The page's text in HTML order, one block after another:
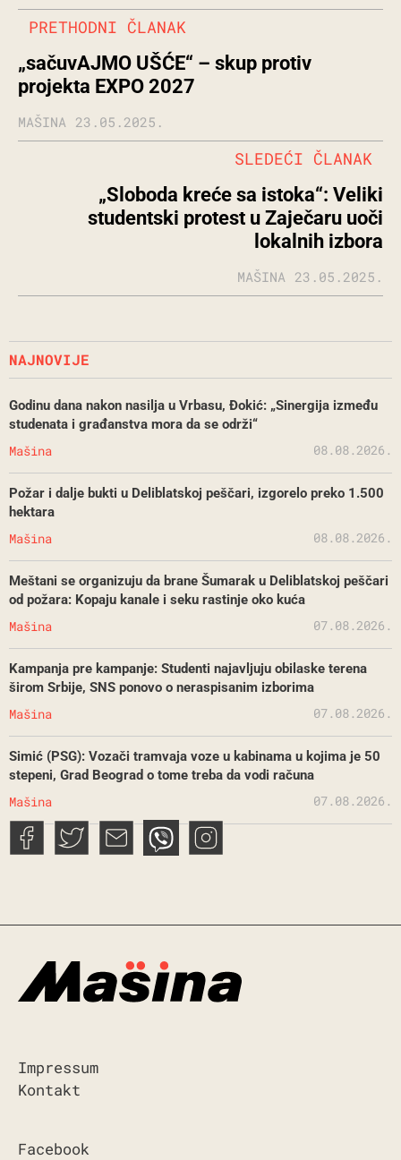
PRETHODNI ČLANAK
„sačuvAJMO UŠĆE“ – skup protiv
projekta EXPO 2027
MAŠINA 23.05.2025.
„Sloboda kreće sa istoka“: Veliki
studentski protest u Zaječaru uoči
lokalnih izbora
SLEDEĆI ČLANAK
MAŠINA 23.05.2025.
NAJNOVIJE
Godinu dana nakon nasilja u Vrbasu, Đokić: „Sinergija između
studenata i građanstva mora da se održi“
Mašina 08.08.2026.
Požar i dalje bukti u Deliblatskoj peščari, izgorelo preko 1.500
hektara
Mašina 08.08.2026.
Meštani se organizuju da brane Šumarak u Deliblatskoj peščari
od požara: Kopaju kanale i seku rastinje oko kuća
Mašina 07.08.2026.
Kampanja pre kampanje: Studenti najavljuju obilaske terena
širom Srbije, SNS ponovo o neraspisanim izborima
Mašina 07.08.2026.
Simić (PSG): Vozači tramvaja voze u kabinama u kojima je 50
stepeni, Grad Beograd o tome treba da vodi računa
Mašina 07.08.2026.
Impressum
Kontakt
Facebook